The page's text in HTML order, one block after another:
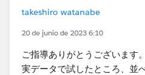
takeshiro watanabe
20 de junio de 2023 6:10
ご指導ありがとうございます。
実データで試したところ、並